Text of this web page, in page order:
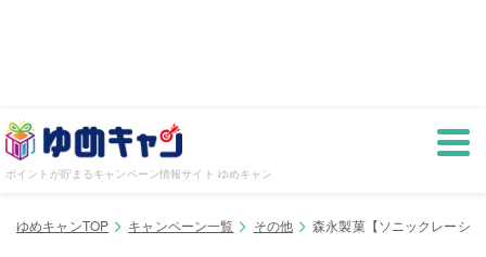
ポイントが貯まるキャンペーン情報サイト ゆめキャン
ゆめキャンTOP キャンペーン一覧 その他 森永製菓【ソニックレーシ